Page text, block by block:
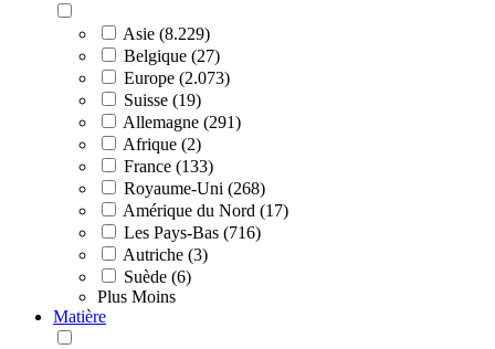
Asie (8.229)
Belgique (27)
Europe (2.073)
Suisse (19)
Allemagne (291)
Afrique (2)
France (133)
Royaume-Uni (268)
Amérique du Nord (17)
Les Pays-Bas (716)
Autriche (3)
Suède (6)
Plus Moins
Matière